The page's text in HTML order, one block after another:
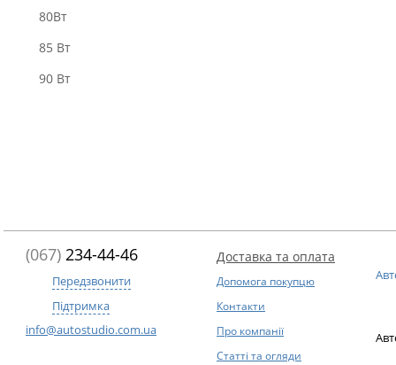
80Вт
85 Вт
90 Вт
(067) 234-44-46
Передзвонити
Підтримка
info@autostudio.com.ua
Доставка та оплата
Допомога покупцю
Контакти
Про компанії
Статті та огляди